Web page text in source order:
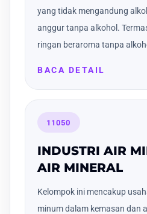
yang tidak mengandung
anggur tanpa alkohol.
ringan beraroma tanpa
BACA DETAIL
11050
INDUSTRI AIR
AIR MINERAL
Kelompok ini mencakup
minum dalam kemasan dan